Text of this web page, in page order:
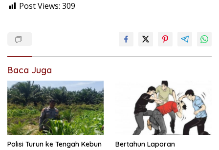
Post Views: 309
Baca Juga
Polisi Turun ke Tengah Kebun
Bertahun Laporan